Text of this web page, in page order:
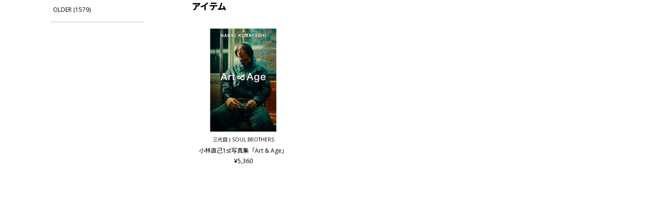
OLDER (1579) アイテム
三代目 J SOUL BROTHERS
小林直己1st写真集「Art & Age」
¥5,360